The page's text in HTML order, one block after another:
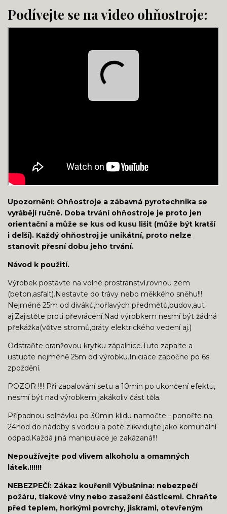
Podívejte se na video ohňostroje:
Upozornění: Ohňostroje a zábavná pyrotechnika se
vyrábějí ručně. Doba trvání ohňostroje je proto jen
orientační a může se kus od kusu lišit (může být kratší
i delší). Každý ohňostroj je unikátní, proto nelze
stanovit přesní dobu jeho trvání.
Návod k použití.
Výrobek postavte na volné prostranství,rovnou zem
(beton,asfalt).Nestavte do trávy nebo měkkého sněhu!!!
Nejméně 25m od diváků,hořlavých předmětů,budov,aut
aj.Zajistěte proti převrácení.Nad výrobkem nesmí být žádná
překážka(větve stromů,dráty elektrického vedení aj.)
Odstraňte oranžovou krytku zápalnice.Tuto zapalte a
ustupte nejméně 25m od výrobku.Iniciace započne po 6s
zpoždění.
POZOR !!!! Při zapalování setu a 10min po ukončení efektu,
nesmí být nad výrobkem jakákoliv část těla.
Případnou selhávku po 30min klidu namočte - ponořte na
24hod do nádoby s vodou a poté zlikvidujte jako komunální
odpad.Každá jiná manipulace je zakázaná!!!
Nepoužívejte pod vlivem alkoholu a omamných
látek.!!!!!!
NEBEZPEČÍ: Zákaz kouření! Výbušnina: nebezpečí
požáru, tlakové vlny nebo zasažení částicemi. Chraňte
před teplem, horkými povrchy, jiskrami, otevřeným